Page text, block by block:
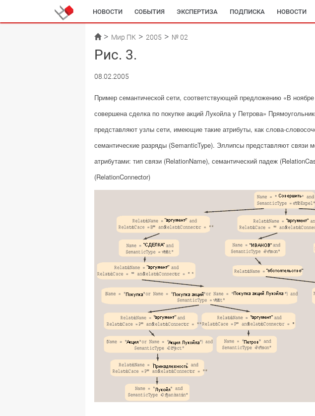
НОВОСТИ СОБЫТИЯ ЭКСПЕРТИЗА ПОДПИСКА НОВОСТИ
Мир ПК 2005 № 02
Рис. 3.
08.02.2005
Пример семантической сети, соответствующей предложению «В
совершена сделка по покупке акций Лукойла у Петрова»
представляют узлы сети, имеющие такие атрибуты, как слова-
семантические разряды (SemanticType). Эллипсы представляют
атрибутами: тип связи (RelationName), семантический падеж
(RelationConnector)